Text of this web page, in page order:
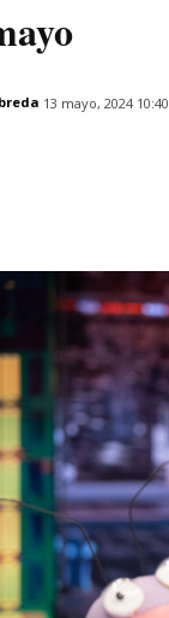
13 mayo, 2024 10:40